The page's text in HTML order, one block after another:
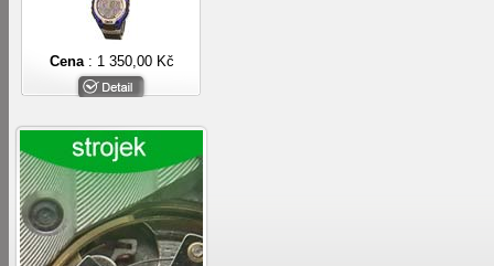
Cena : 1 350,00 Kč